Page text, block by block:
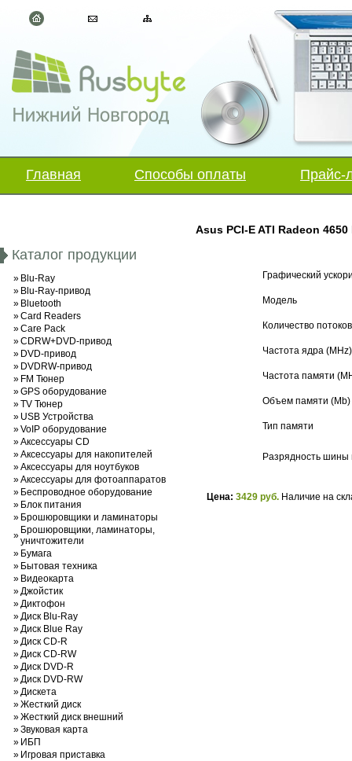
Главная Способы оплаты Прайс-
Каталог продукции
» Blu-Ray
» Blu-Ray-привод
» Bluetooth
»Card Readers
»Care Pack
»CDRW+DVD-привод
» DVD-привод
» DVDRW-привод
» FM Тюнер
»GPS оборудование
»TV Тюнер
» USB Устройства
»VoIP оборудование
»Аксессуары CD
»Аксессуары для накопителей
»Аксессуары для ноутбуков
»Аксессуары для фотоаппаратов
» Беспроводное оборудование
» Блок питания
» Брошюровщики и ламинаторы
» Брошюровщики, ламинаторы,
уничтожители
» Бумага
» Бытовая техника
» Видеокарта
»Джойстик
»Диктофон
»Диск Blu-Ray
»Диск Blue Ray
»Диск CD-R
»Диск CD-RW
»Диск DVD-R
»Диск DVD-RW
»Дискета
»Жесткий диск
»Жесткий диск внешний
»Звуковая карта
» ИБП
» Игровая приставка
Asus PCI-E ATI Radeon
Графический
Модель
Количество
Частота ядра (MHz)
Частота памяти
Объем памяти (Mb)
Тип памяти
Разрядность шины
Цена: 3429 руб. Наличие на